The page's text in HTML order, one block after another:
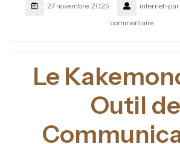
27 novembre, 2025 internet-
commentaire
Le
Outil de